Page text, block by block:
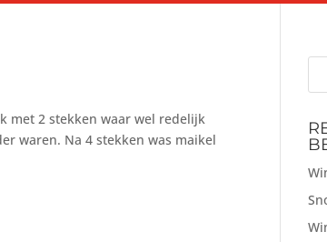
met 2 stekken waar wel redelijk
waren. Na 4 stekken was maikel